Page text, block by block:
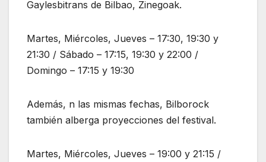
Gaylesbitrans de Bilbao, Zinegoak.
Martes, Miércoles, Jueves – 17:30, 19:30 y
21:30 / Sábado – 17:15, 19:30 y 22:00 /
Domingo – 17:15 y 19:30
Además, n las mismas fechas, Bilborock
también alberga proyecciones del festival.
Martes, Miércoles, Jueves – 19:00 y 21:15 /